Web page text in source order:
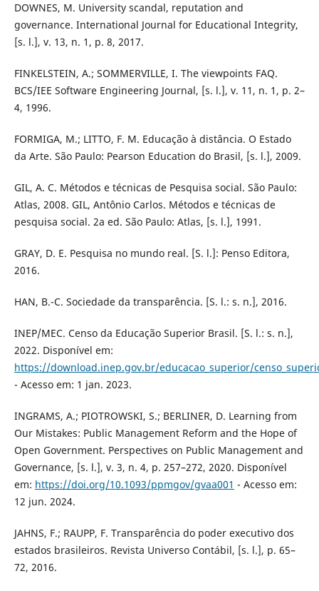
DOWNES, M. University scandal, reputation and
governance. International Journal for Educational Integrity,
[s. l.], v. 13, n. 1, p. 8, 2017.
FINKELSTEIN, A.; SOMMERVILLE, I. The viewpoints FAQ.
BCS/IEE Software Engineering Journal, [s. l.], v. 11, n. 1, p. 2–
4, 1996.
FORMIGA, M.; LITTO, F. M. Educação à distância. O Estado
da Arte. São Paulo: Pearson Education do Brasil, [s. l.], 2009.
GIL, A. C. Métodos e técnicas de Pesquisa social. São Paulo:
Atlas, 2008. GIL, Antônio Carlos. Métodos e técnicas de
pesquisa social. 2a ed. São Paulo: Atlas, [s. l.], 1991.
GRAY, D. E. Pesquisa no mundo real. [S. l.]: Penso Editora,
2016.
HAN, B.-C. Sociedade da transparência. [S. l.: s. n.], 2016.
INEP/MEC. Censo da Educação Superior Brasil. [S. l.: s. n.],
2022. Disponível em:
https://download.inep.gov.br/educacao_superior/
- Acesso em: 1 jan. 2023.
INGRAMS, A.; PIOTROWSKI, S.; BERLINER, D. Learning from
Our Mistakes: Public Management Reform and the Hope of
Open Government. Perspectives on Public Management and
Governance, [s. l.], v. 3, n. 4, p. 257–272, 2020. Disponível
em: https://doi.org/10.1093/ppmgov/gvaa001 - Acesso em:
12 jun. 2024.
JAHNS, F.; RAUPP, F. Transparência do poder executivo dos
estados brasileiros. Revista Universo Contábil, [s. l.], p. 65–
72, 2016.